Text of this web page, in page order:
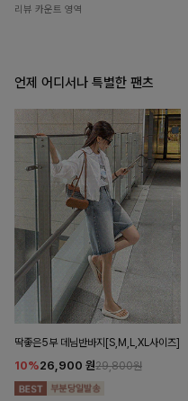
리뷰 카운트 영역
언제 어디서나 특별한 팬츠
딱좋은5부 데님반바지[S,M,L,XL사이즈]
10%26,900 원29,800원